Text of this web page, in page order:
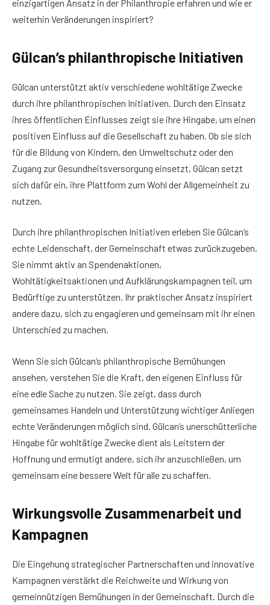
einzigartigen Ansatz in der Philanthropie erfahren und wie er
weiterhin Veränderungen inspiriert?
Gülcan’s philanthropische Initiativen
Gülcan unterstützt aktiv verschiedene wohltätige Zwecke
durch ihre philanthropischen Initiativen. Durch den Einsatz
ihres öffentlichen Einflusses zeigt sie ihre Hingabe, um einen
positiven Einfluss auf die Gesellschaft zu haben. Ob sie sich
für die Bildung von Kindern, den Umweltschutz oder den
Zugang zur Gesundheitsversorgung einsetzt, Gülcan setzt
sich dafür ein, ihre Plattform zum Wohl der Allgemeinheit zu
nutzen.
Durch ihre philanthropischen Initiativen erleben Sie Gülcan’s
echte Leidenschaft, der Gemeinschaft etwas zurückzugeben.
Sie nimmt aktiv an Spendenaktionen,
Wohltätigkeitsaktionen und Aufklärungskampagnen teil, um
Bedürftige zu unterstützen. Ihr praktischer Ansatz inspiriert
andere dazu, sich zu engagieren und gemeinsam mit ihr einen
Unterschied zu machen.
Wenn Sie sich Gülcan’s philanthropische Bemühungen
ansehen, verstehen Sie die Kraft, den eigenen Einfluss für
eine edle Sache zu nutzen. Sie zeigt, dass durch
gemeinsames Handeln und Unterstützung wichtiger Anliegen
echte Veränderungen möglich sind. Gülcan’s unerschütterliche
Hingabe für wohltätige Zwecke dient als Leitstern der
Hoffnung und ermutigt andere, sich ihr anzuschließen, um
gemeinsam eine bessere Welt für alle zu schaffen.
Wirkungsvolle Zusammenarbeit und
Kampagnen
Die Eingehung strategischer Partnerschaften und innovative
Kampagnen verstärkt die Reichweite und Wirkung von
gemeinnützigen Bemühungen in der Gemeinschaft. Durch die